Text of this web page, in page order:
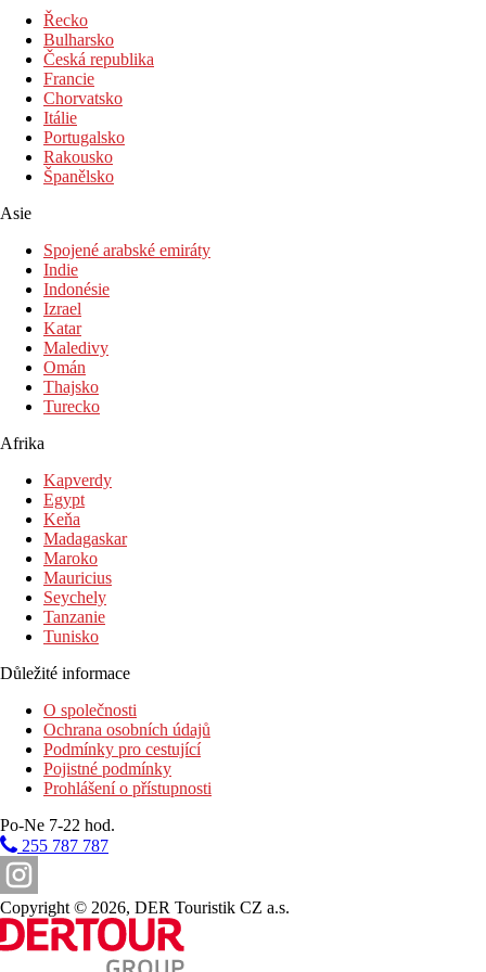
Dětský bazén
Bar u bazénu
Lehátka u bazénu
Slunečníky u bazénu
Fotogalerie
Řecko
Bulharsko
Česká republika
Francie
Chorvatsko
Itálie
Portugalsko
Rakousko
Španělsko
Asie
Spojené arabské emiráty
Indie
Indonésie
Izrael
Katar
Maledivy
Omán
Thajsko
Turecko
Afrika
Kapverdy
Egypt
Keňa
Madagaskar
Maroko
Mauricius
Seychely
Tanzanie
Tunisko
Důležité informace
O společnosti
Ochrana osobních údajů
Podmínky pro cestující
Pojistné podmínky
Prohlášení o přístupnosti
Po-Ne 7-22 hod.
255 787 787
Copyright © 2026, DER Touristik CZ a.s.